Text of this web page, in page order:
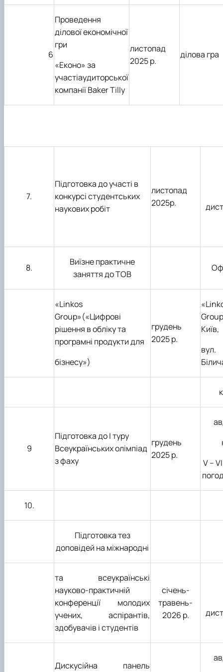
6
Проведення
ділової економічної
гри
«Еконо» за
участіаудиторської
компанії Baker Tilly
листопад
2025 р.
ділова гра
7.
Підготовка до участі в
конкурсі студентських
наукових робіт
листопад
2025р.
8.
Виїзне практичне
заняття до ТОВ
«Linkos
Group»(«Цифрові
рішення в обліку та
програмні продукти для
бізнесу»)
грудень
2025 р.
Київ,
вул.
9
Підготовка до І туру
Всеукраїнських олімпіад
з фаху
грудень
2025 р.
V –
10.
Підготовка тез
доповідей на міжнародні
та всеукраїнські
науково-практичній
конференції молодих
учених, аспірантів,
здобувачів і студентів
січень-
травень-
2026 р.
Дискусійна панель